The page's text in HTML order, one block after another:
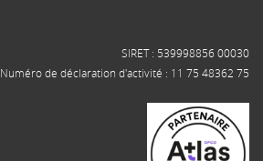
SIRET : 539998856 00030
Numéro de déclaration d'activité : 11 75 48362 75